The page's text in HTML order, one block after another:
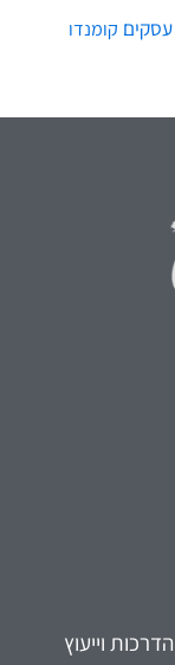
עסקים קומנדו
הדרכות וייעוץ